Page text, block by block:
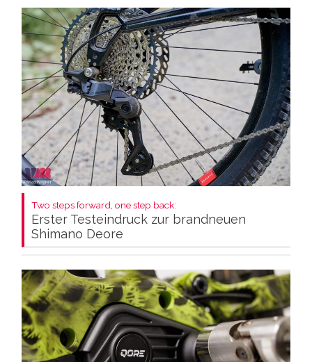
Two steps forward, one step back:
Erster Testeindruck zur brandneuen
Shimano Deore